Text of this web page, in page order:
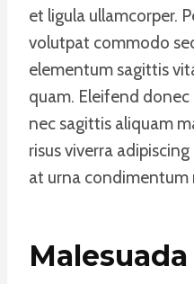
et ligula ullamcorper.
volutpat commodo
elementum sagittis
quam. Eleifend
nec sagittis aliquam
risus viverra
at urna condimentum